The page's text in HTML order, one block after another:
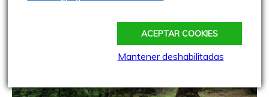
ACEPTAR COOKIES
Mantener deshabilitadas